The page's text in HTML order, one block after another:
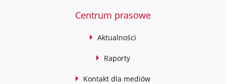
Centrum prasowe
Aktualności
Raporty
Kontakt dla mediów